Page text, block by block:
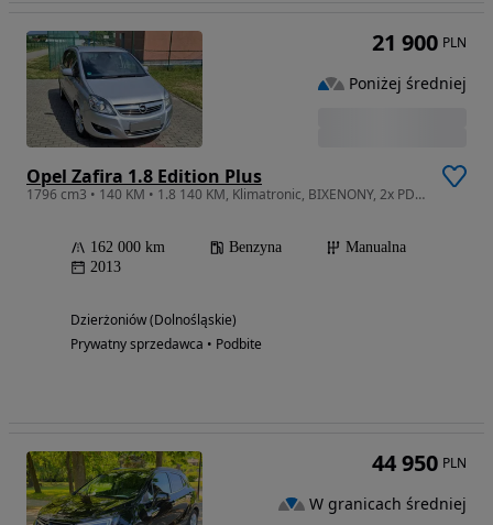
Opel Zafira 1.8 Edition Plus
1796 cm3 • 140 KM • 1.8 140 KM, Klimatronic, BIXENONY, 2x PDC, serwis, Alusy, st. IDEALNY
162 000 km Benzyna
Manualna
2013
Dzierżoniów (Dolnośląskie)
Prywatny sprzedawca • Podbite
21 900 PLN
Poniżej średniej
44 950 PLN
W granicach średniej